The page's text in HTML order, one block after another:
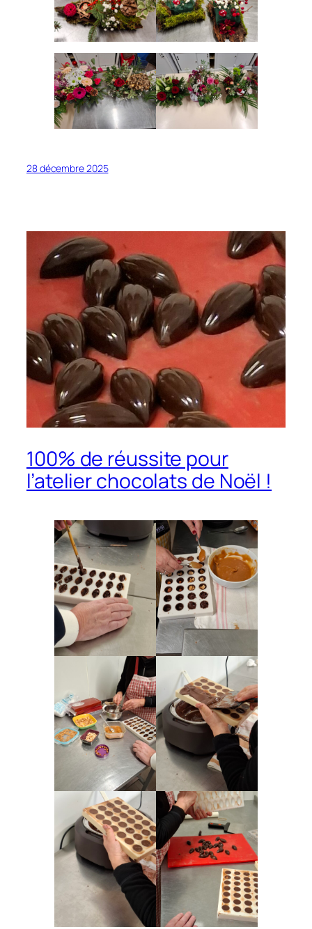
28 décembre 2025
100% de réussite pour
l’atelier chocolats de Noël !